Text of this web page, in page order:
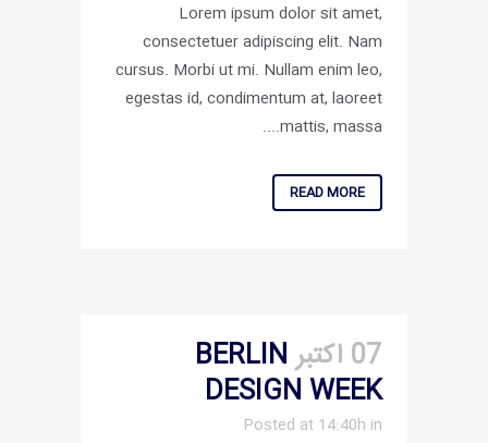
Lorem ipsum dolor sit amet,
consectetuer adipiscing elit. Nam
cursus. Morbi ut mi. Nullam enim leo,
egestas id, condimentum at, laoreet
mattis, massa....
READ MORE
07 اکتبر
BERLIN
DESIGN WEEK
Posted at 14:40h in